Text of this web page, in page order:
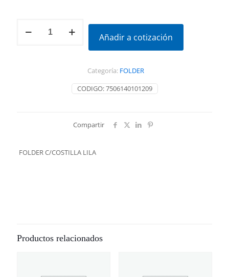
C/COSTILLA
Añadir a cotización
CODIGO:7506140101209
Categoría: FOLDER
Compartir
FOLDER C/COSTILLA LILA
Productos relacionados